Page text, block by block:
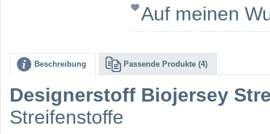
Auf meinen
Beschreibung Passende Produkte (4)
Designerstoff Biojersey
Streifenstoffe